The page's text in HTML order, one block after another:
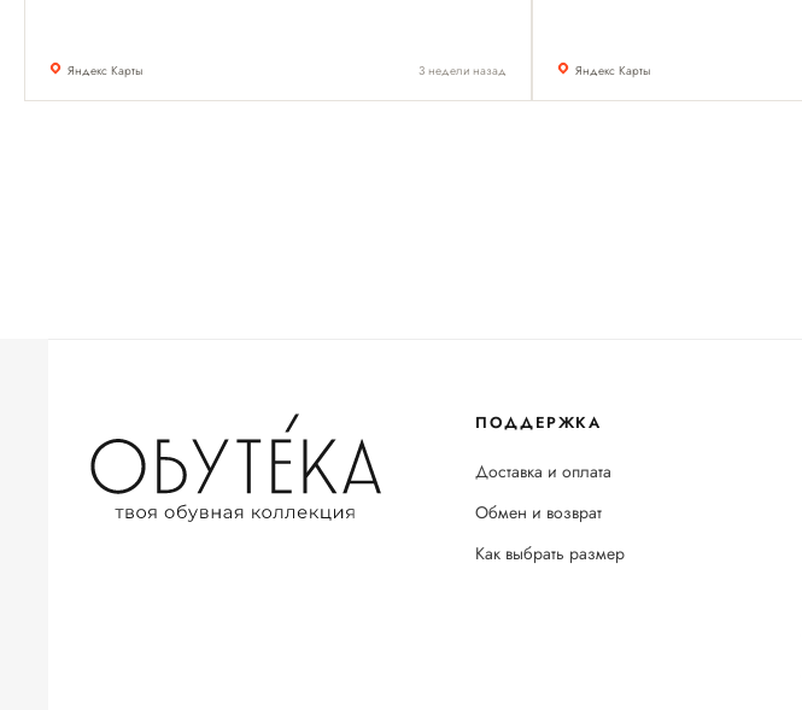
Яндекс Карты 3 недели назад Яндекс Карты
ПОДДЕРЖКА
Доставка и оплата
Обмен и возврат
Как выбрать размер